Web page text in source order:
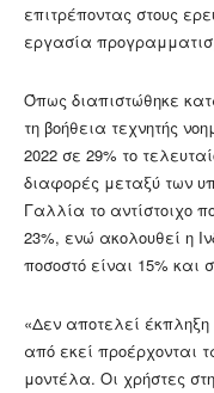
επιτρέποντας στους
εργασία
Όπως διαπιστώθηκε
τη βοήθεια τεχνητής
2022 σε 29% το
διαφορές μεταξύ των
Γαλλία το αντίστοιχο
23%, ενώ ακολουθεί η
ποσοστό είναι 15% και
«Δεν αποτελεί έκπληξη
από εκεί
μοντέλα. Οι χρήστες